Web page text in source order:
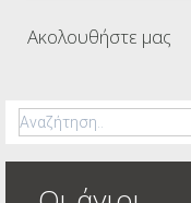
Ακολουθήστε μας